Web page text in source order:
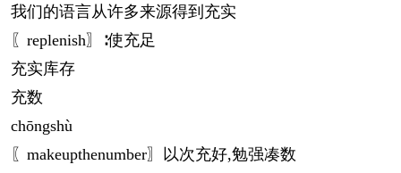
我们的语言从许多来源得到充实
〖replenish〗∶使充足
充实库存
充数
chōngshù
〖makeupthenumber〗以次充好,勉强凑数